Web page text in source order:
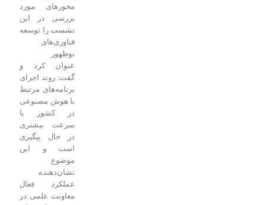
محورهای مورد
بررسی در این
نشست را توسعه
عنوان کرد و
گفت: روند اجرای
برنامه‌های مرتبط
با هوش مصنوعی
در کشور با
سرعت بیشتری
در حال پیگیری
است و این
عملکرد فعال
معاونت علمی در